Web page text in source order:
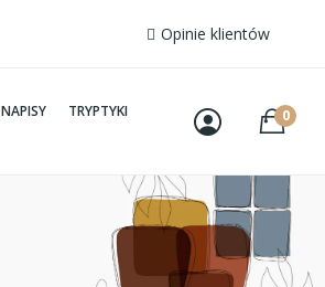
Opinie klientów
NAPISY TRYPTYKI 0